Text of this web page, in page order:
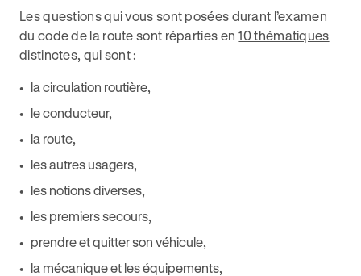
Les questions qui vous sont posées durant l’examen
du code de la route sont réparties en10 thématiques
distinctes, qui sont :
la circulation routière,
le conducteur,
la route,
les autres usagers,
les notions diverses,
les premiers secours,
prendre et quitter son véhicule,
la mécanique et les équipements,